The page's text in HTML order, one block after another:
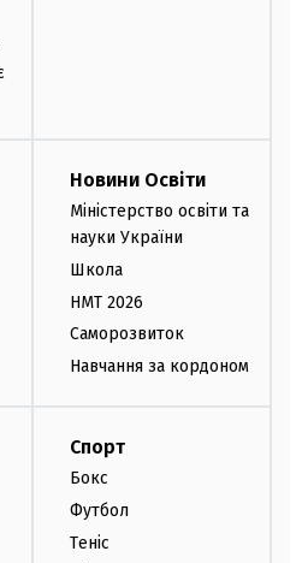
Новини Освіти
Міністерство освіти та
науки України
Школа
НМТ 2026
Саморозвиток
Навчання за кордоном
Спорт
Бокс
Футбол
Теніс